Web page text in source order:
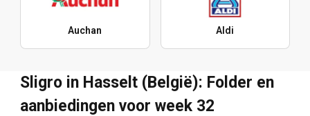
Auchan Aldi
Sligro in Hasselt (België): Folder en
aanbiedingen voor week 32